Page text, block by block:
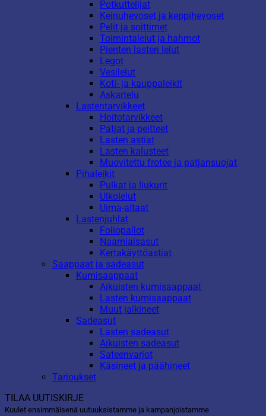
Potkuttelijat
Keinuhevoset ja keppihevoset
Pelit ja soittimet
Toimintalelut ja hahmot
Pienten lasten lelut
Legot
Vesilelut
Koti- ja kauppaleikit
Askartelu
Lastentarvikkeet
Hoitotarvikkeet
Patjat ja peitteet
Lasten astiat
Lasten kalusteet
Muovitettu frotee ja patjansuojat
Pihaleikit
Pulkat ja liukurit
Ulkolelut
Uima-altaat
Lastenjuhlat
Foliopallot
Naamiaisasut
Kertakäyttöastiat
Saappaat ja sadeasut
Kumisaappaat
Aikuisten kumisaappaat
Lasten kumisaappaat
Muut jalkineet
Sadeasut
Lasten sadeasut
Aikuisten sadeasut
Sateenvarjot
Käsineet ja päähineet
Tarjoukset
TILAA UUTISKIRJE
Kuulet ensimmäisenä uutuuksistamme ja kampanjoistamme